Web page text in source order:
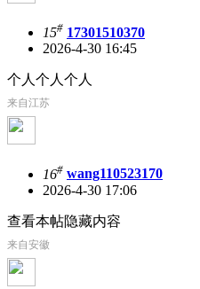
15# 17301510370
2026-4-30 16:45
个人个人个人
来自江苏
16# wang110523170
2026-4-30 17:06
查看本帖隐藏内容
来自安徽